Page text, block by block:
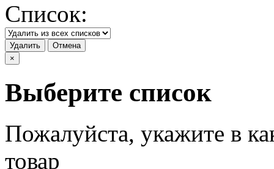
Список:
Удалить
Отмена
×
Выберите список
Пожалуйста, укажите в
товар